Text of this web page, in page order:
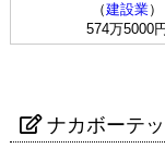
（建設業）
574万5000円
ナカボーテ